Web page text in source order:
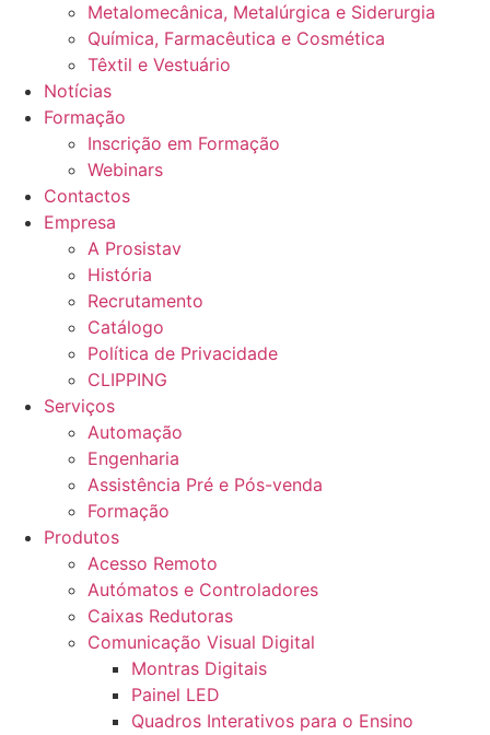
Metalomecânica, Metalúrgica e Siderurgia
Química, Farmacêutica e Cosmética
Têxtil e Vestuário
Notícias
Formação
Inscrição em Formação
Webinars
Contactos
Empresa
A Prosistav
História
Recrutamento
Catálogo
Política de Privacidade
CLIPPING
Serviços
Automação
Engenharia
Assistência Pré e Pós-venda
Formação
Produtos
Acesso Remoto
Autómatos e Controladores
Caixas Redutoras
Comunicação Visual Digital
Montras Digitais
Painel LED
Quadros Interativos para o Ensino